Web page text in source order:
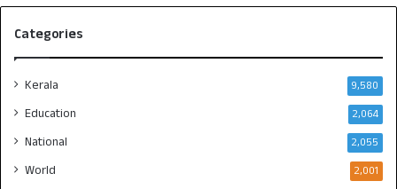
Categories
Kerala 9,580
Education 2,064
National 2,055
World 2,001